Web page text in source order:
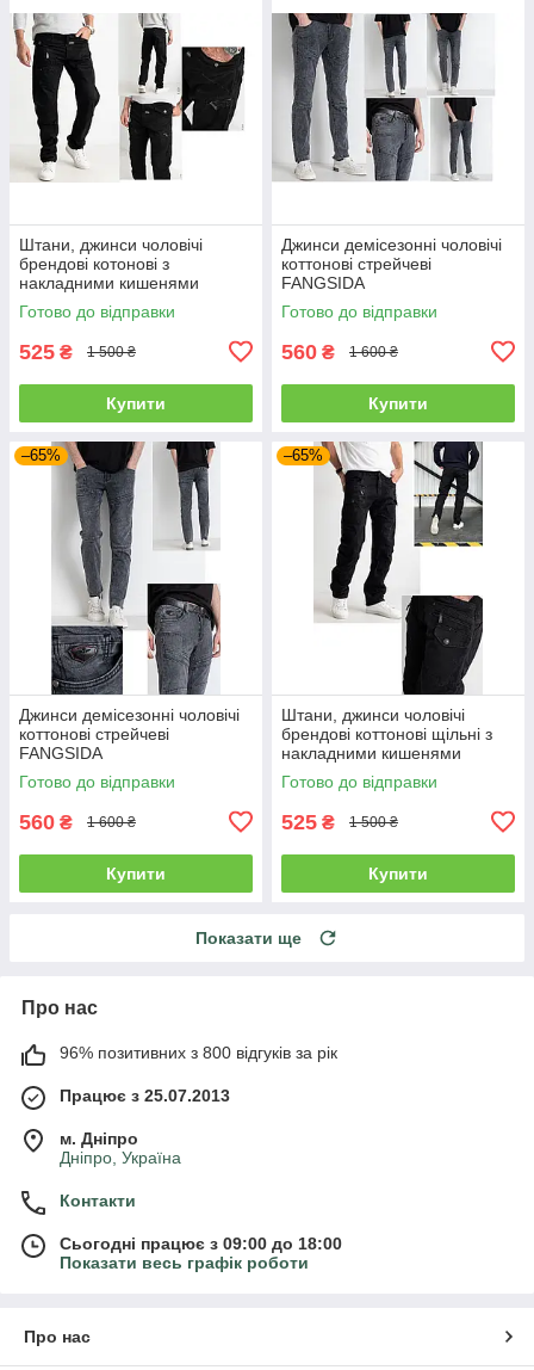
Штани, джинси чоловічі
брендові котонові з
накладними кишенями
"карго" MIGACH, Туреччина
Готово до відправки
525 ₴ 1 500 ₴
Купити
Джинси демісезонні чоловічі
коттонові стрейчеві
FANGSIDA
Готово до відправки
560 ₴ 1 600 ₴
Купити
–65%
Джинси демісезонні чоловічі
коттонові стрейчеві
FANGSIDA
Готово до відправки
560 ₴ 1 600 ₴
Купити
–65%
Штани, джинси чоловічі
брендові коттонові щільні з
накладними кишенями
"карго" MIGACH, Туреччина
Готово до відправки
525 ₴ 1 500 ₴
Купити
Показати ще
Про нас
96% позитивних з 800 відгуків за рік
Працює з 25.07.2013
м. Дніпро
Дніпро, Україна
Контакти
Сьогодні працює з 09:00 до 18:00
Показати весь графік роботи
Про нас